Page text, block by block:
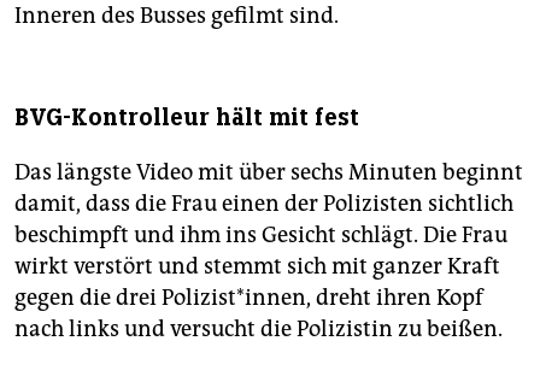
Inneren des Busses gefilmt sind.
BVG-Kontrolleur hält mit fest
Das längste Video mit über sechs Minuten beginnt
damit, dass die Frau einen der Polizisten sichtlich
beschimpft und ihm ins Gesicht schlägt. Die Frau
wirkt verstört und stemmt sich mit ganzer Kraft
gegen die drei Polizist*innen, dreht ihren Kopf
nach links und versucht die Polizistin zu beißen.